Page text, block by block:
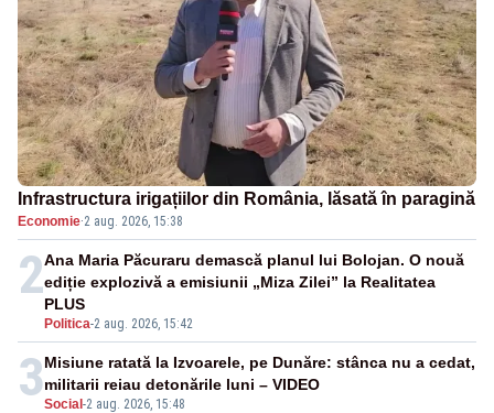
Infrastructura irigațiilor din România, lăsată în paragină
Economie·2 aug. 2026, 15:38
2
Politica-2 aug. 2026, 15:42
Ana Maria Păcuraru demască planul lui Bolojan. O nouă
ediție explozivă a emisiunii „Miza Zilei” la Realitatea
PLUS
3Social -2 aug. 2026, 15:48
Misiune ratată la Izvoarele, pe Dunăre: stânca nu a cedat,
militarii reiau detonările luni – VIDEO